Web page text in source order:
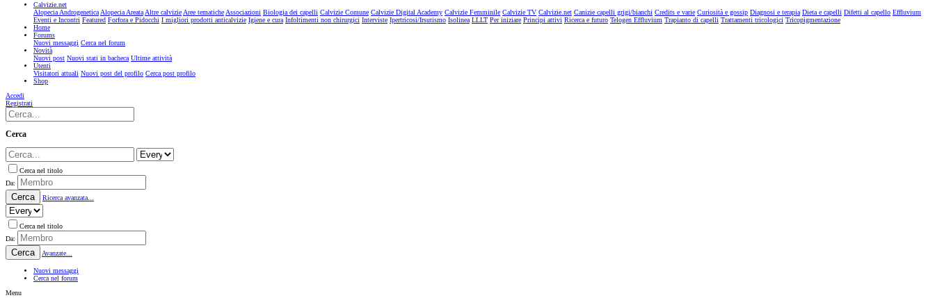
Calvizie.net
Alopecia AndrogeneticaAlopecia AreataAltre calvizieAree tematicheAssociazioni Biologia dei capelli Calvizie Comune Calvizie Digital Academy Calvizie Femminile Calvizie TV Calvizie.net Canizie capelli grigi/bianchi Credits e varie Curiosità e gossip Diagnosi e terapia Dieta e capelli Difetti al capello Effluvium
Eventi e Incontri Featured Forfora e Pidocchi I migliori prodotti anticalvizie Igiene e cura Infoltimenti non chirurgici Interviste Ipertricosi/Irsutismo Isolinea LLLT Per iniziare Principi attivi Ricerca e futuro Telogen Effluvium Trapianto di capelli Trattamenti tricologici Tricopigmentazione
Home
Forums
Nuovi messaggi Cerca nel forum
Novità
Nuovi post Nuovi stati in bacheca Ultime attività
Utenti
Visitatori attuali Nuovi post del profilo Cerca post profilo
Shop
Accedi
Registrati
Cerca
Cerca nel titolo
Da:
Cerca Ricerca avanzata...
Cerca nel titolo
Da:
Cerca Avanzate...
Nuovi messaggi
Cerca nel forum
Menu